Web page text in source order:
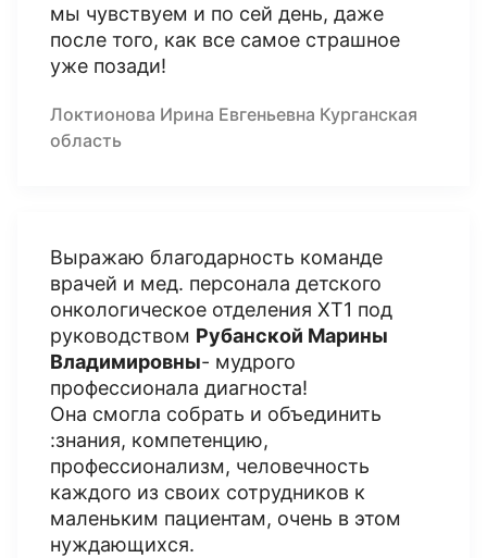
мы чувствуем и по сей день, даже
после того, как все самое страшное
уже позади!
Локтионова Ирина Евгеньевна Курганская
область
Выражаю благодарность команде
врачей и мед. персонала детского
онкологическое отделения ХТ1 под
руководством Рубанской Марины
Владимировны- мудрого
профессионала диагноста!
Она смогла собрать и объединить
:знания, компетенцию,
профессионализм, человечность
каждого из своих сотрудников к
маленьким пациентам, очень в этом
нуждающихся.